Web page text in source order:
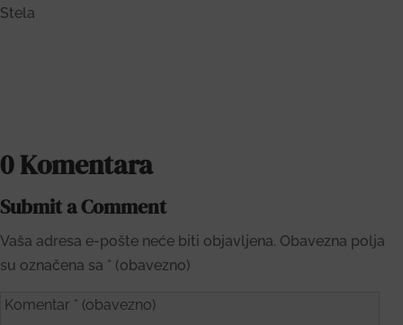
Stela
0 Komentara
Submit a Comment
Vaša adresa e-pošte neće biti objavljena. Obavezna polja
su označena sa * (obavezno)